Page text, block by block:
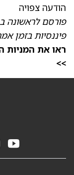
הודעה צפויה
פורסם לראשונה
פיננסיות בזמן
>>